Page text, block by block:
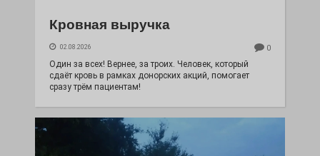
Кровная выручка
02.08.2026 0
Один за всех! Вернее, за троих. Человек, который
сдаёт кровь в рамках донорских акций, помогает
сразу трём пациентам!